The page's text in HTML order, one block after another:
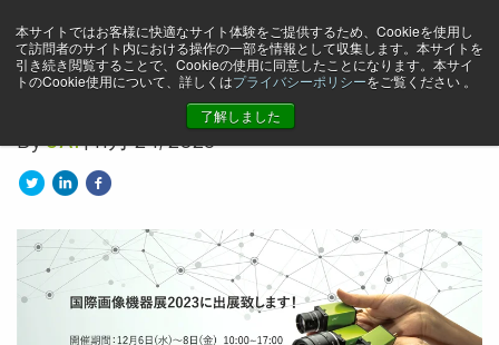
本サイトではお客様に快適なサイト体験をご提供するため、Cookieを使用し
て訪問者のサイト内における操作の一部を情報として収集します。本サイトを
引き続き閲覧することで、Cookieの使用に同意したことになります。本サイ
トのCookie使用について、詳しくはプライバシーポリシーをご覧ください 。
了解しました
JAIは国際画像機器展2023に
出展いたします
ByJAI| 11月 24, 2023